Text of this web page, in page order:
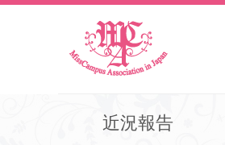
近況報告